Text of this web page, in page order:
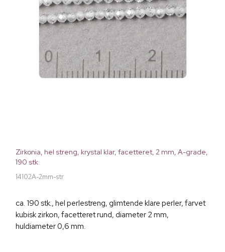
Zirkonia, hel streng, krystal klar, facetteret, 2 mm, A-grade,
190 stk
14102A-2mm-str
ca. 190 stk., hel perlestreng, glimtende klare perler, farvet
kubisk zirkon, facetteret rund, diameter 2 mm,
huldiameter 0,6 mm.